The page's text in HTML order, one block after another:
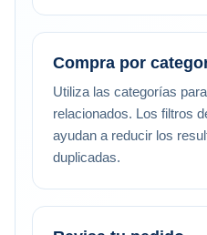
Compra por
Utiliza las categorías
relacionados. Los filtros
ayudan a reducir los
duplicadas.